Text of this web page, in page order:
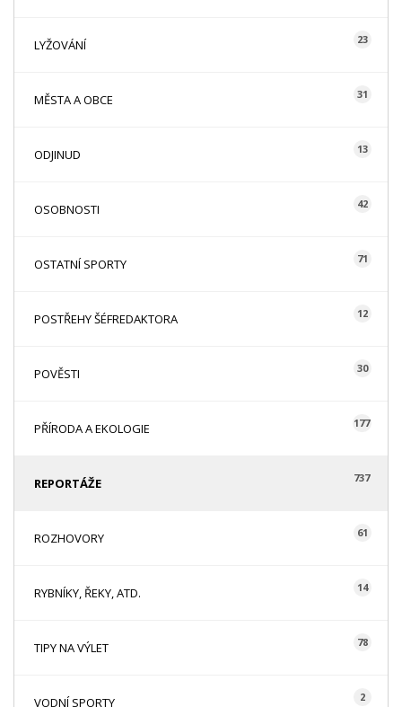
LYŽOVÁNÍ 23
MĚSTA A OBCE 31
ODJINUD 13
OSOBNOSTI 42
OSTATNÍ SPORTY 71
POSTŘEHY ŠÉFREDAKTORA 12
POVĚSTI 30
PŘÍRODA A EKOLOGIE 177
REPORTÁŽE 737
ROZHOVORY 61
RYBNÍKY, ŘEKY, ATD. 14
TIPY NA VÝLET 78
VODNÍ SPORTY 2